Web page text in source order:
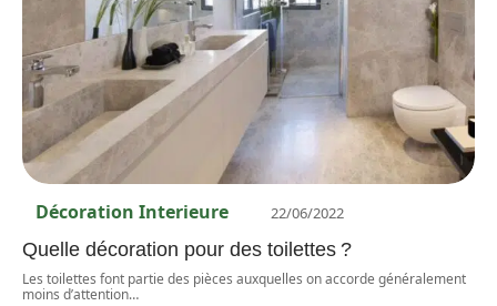
Décoration Interieure 22/06/2022
Quelle décoration pour des toilettes ?
Les toilettes font partie des pièces auxquelles on accorde généralement
moins d’attention…